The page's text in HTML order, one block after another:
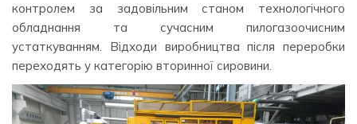
контролем за задовільним станом технологічного
обладнання та сучасним пилогазоочисним
устаткуванням. Відходи виробництва після переробки
переходять у категорію вторинної сировини.